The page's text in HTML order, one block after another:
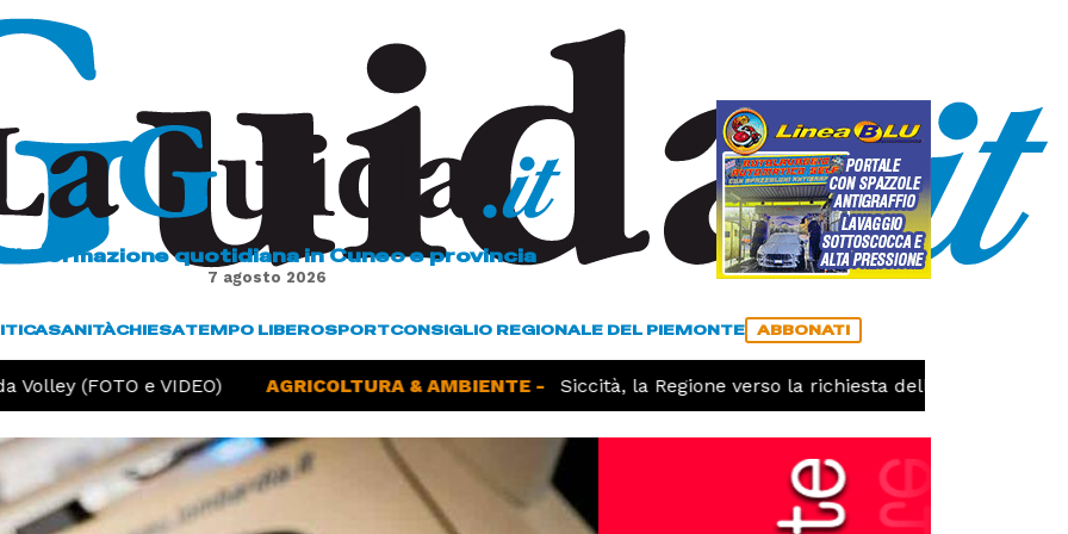
L'informazione quotidiana in Cuneo e provincia
7 agosto 2026
SANITÀCHIESATEMPO LIBEROSPORTCONSIGLIO REGIONALE DEL PIEMONTE ABBONATI
(FOTO e VIDEO) AGRICOLTURA & AMBIENTE - Siccità, la Regione verso la richiesta dello stato di